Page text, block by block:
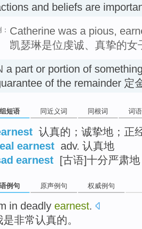
and beliefs are
Catherine was a pious,
凯瑟琳是位虔诚、真挚的女
a part or portion of
of the remainder 定
短语 同近义词 同根词 词
认真的；诚挚地；正
earnest adv. 认真地
earnest [古语]十分严肃
例句 原声例句 权威例句
in deadly earnest.
是非常认真的。